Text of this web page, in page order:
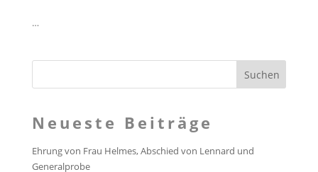
…
Neueste Beiträge
Ehrung von Frau Helmes, Abschied von Lennard und
Generalprobe